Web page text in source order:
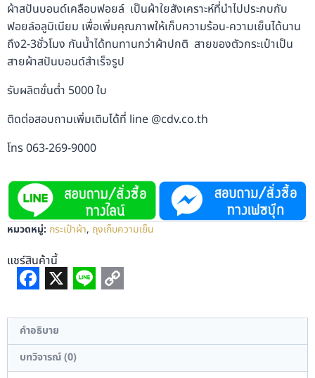
ผ้าสปันบอนด์เคลือบฟอยล์ เป็นผ้าใยสังเคราะห์ที่นำไปประกบกับ
ฟอยล์อลูมิเนียม เพื่อเพิ่มคุณภาพให้เก็บความร้อน-ความเย็นได้นาน
ถึง2-3ชั่วโมง กันน้ำได้ทนทานกว่าผ้าปกติ สายของตัวกระเป๋าเป็น
สายผ้าสปันบอนด์สำเร็จรูป
รับผลิตขั่นต่ำ 5000 ใบ
ติดต่อสอบถามเพิ่มเติมได้ที่ line @cdv.co.th
โทร 063-269-9000
หมวดหมู่: กระเป๋าผ้า, ถุงเก็บความเย็น
แชร์สินค้านี้
Facebook
X LineCopy
Link
คำอธิบาย
บทวิจารณ์ (0)